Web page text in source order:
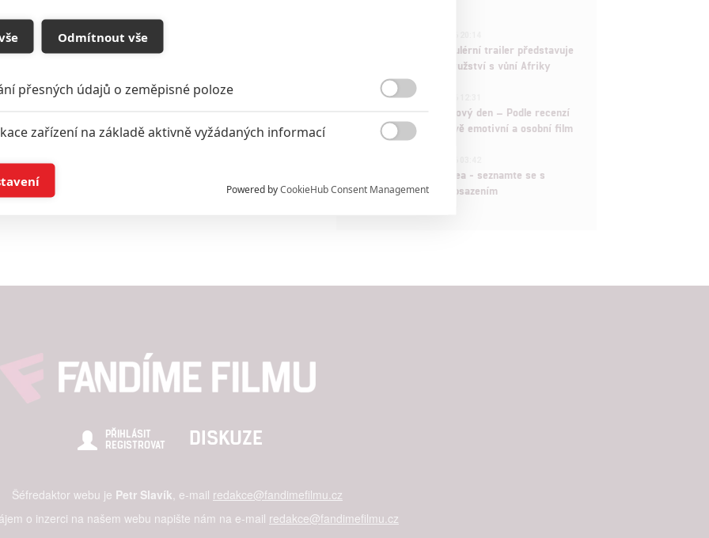
Děti krve a kostí: Regulérní trailer představuje
akční fantasy dobrodružství s vůní Afriky
ČLÁNEK | 30.07.2026 12:31
Spider-Man: Zbrusu nový den – Podle recenzí
máme čekat překvapivě emotivní a osobní film
Velké preview: Odyssea - seznamte se s
maximálně nabitým obsazením
PŘIHLÁSIT
REGISTROVAT
DISKUZE
Šéfredaktor webu je Petr Slavík , e-mail redakce@fandimefilmu.cz
o inzerci na našem webu napište nám na e-mail redakce@fandimefilmu.cz
Odmítnout vše
přesných údajů o zeměpisné poloze
zařízení na základě aktivně vyžádaných informací
a/nebo přístup k informacím v zařízení

zobrazování reklamy a obsahu
Powered byCookieHub Consent Management